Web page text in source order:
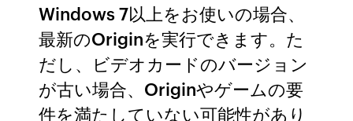
Windows 7以上をお使いの場合、
最新のOriginを実行できます。た
だし、ビデオカードのバージョン
が古い場合、Originやゲームの要
件を満たしていない可能性があり